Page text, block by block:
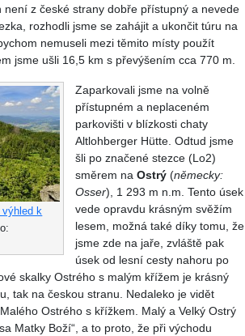
není z české strany dobře přístupný a nevede
rozhodli jsme se zahájit a ukončit túru na
nemuseli mezi těmito místy použít
jsme ušli 16,5 km s převýšením cca 770 m.
výhled k
Zaparkovali jsme na volně
přístupném a neplaceném
parkovišti v blízkosti chaty
Altlohberger Hütte. Odtud jsme
šli po značené stezce (Lo2)
směrem naOstrý (německy:
Osser), 1 293 m n.m. Tento úsek
vede opravdu krásným svěžím
lesem, možná také díky tomu, že
jsme zde na jaře, zvláště pak
úsek od lesní cesty nahoru po
skalky Ostrého s malým křížem je krásný
tak na českou stranu. Nedaleko je vidět
Ostrého s křížkem. Malý a Velký Ostrý
Matky Boží“, a to proto, že při východu